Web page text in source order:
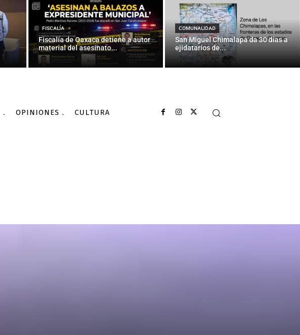
FISCALÍA
Fiscalía de Oaxaca detiene a autor
material del asesinato...
COMUNALIDAD
San Miguel Chimalapa da 30 días a
ejidatarios de...
OPINIONES CULTURA